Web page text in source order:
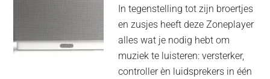
In tegenstelling tot zijn broertjes
en zusjes heeft deze Zoneplayer
alles wat je nodig hebt om
muziek te luisteren: versterker,
controller èn luidsprekers in één